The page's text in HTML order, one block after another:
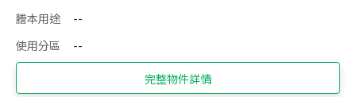
謄本用途
--
使用分區
--
完整物件詳情